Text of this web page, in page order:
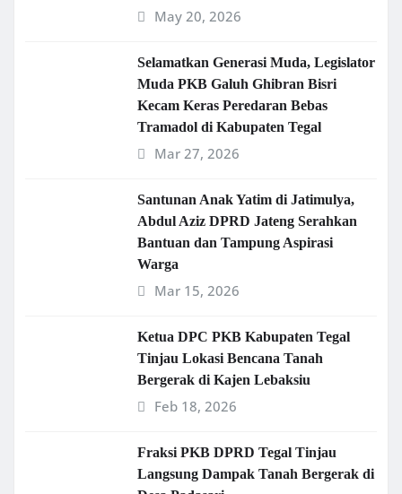
May 20, 2026
Selamatkan Generasi Muda, Legislator
Muda PKB Galuh Ghibran Bisri
Kecam Keras Peredaran Bebas
Tramadol di Kabupaten Tegal
Mar 27, 2026
Santunan Anak Yatim di Jatimulya,
Abdul Aziz DPRD Jateng Serahkan
Bantuan dan Tampung Aspirasi
Warga
Mar 15, 2026
Ketua DPC PKB Kabupaten Tegal
Tinjau Lokasi Bencana Tanah
Bergerak di Kajen Lebaksiu
Feb 18, 2026
Fraksi PKB DPRD Tegal Tinjau
Langsung Dampak Tanah Bergerak di